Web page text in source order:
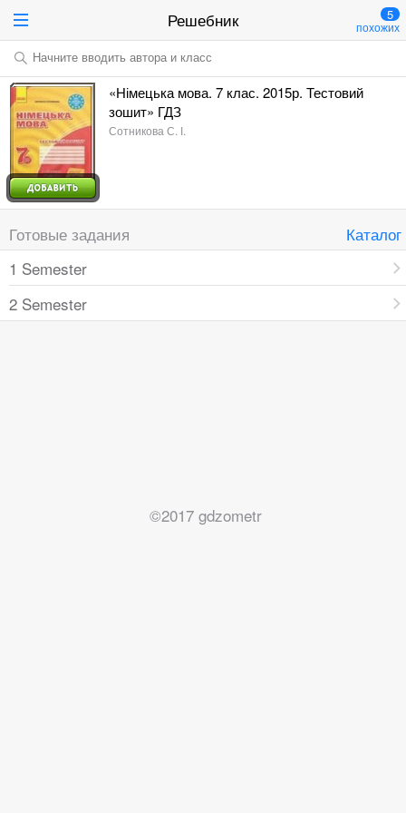
Решебник 5
похожих
Начните вводить автора и класс
«Німецька мова. 7 клас. 2015р. Тестовий
зошит» ГДЗ
Сотникова С. І.
Готовые задания
Каталог
1 Semester
2 Semester
©2017 gdzometr